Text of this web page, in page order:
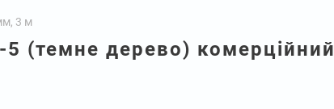
3 м
(темне дерево) комерційний